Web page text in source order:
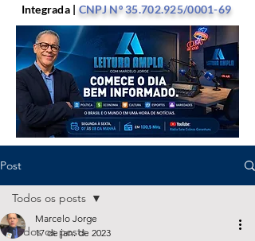
Integrada | CNPJ Nº35.702.925/0001-69
Post
Todos os posts
Todos os posts
Marcelo Jorge
17 de jan. de 2023